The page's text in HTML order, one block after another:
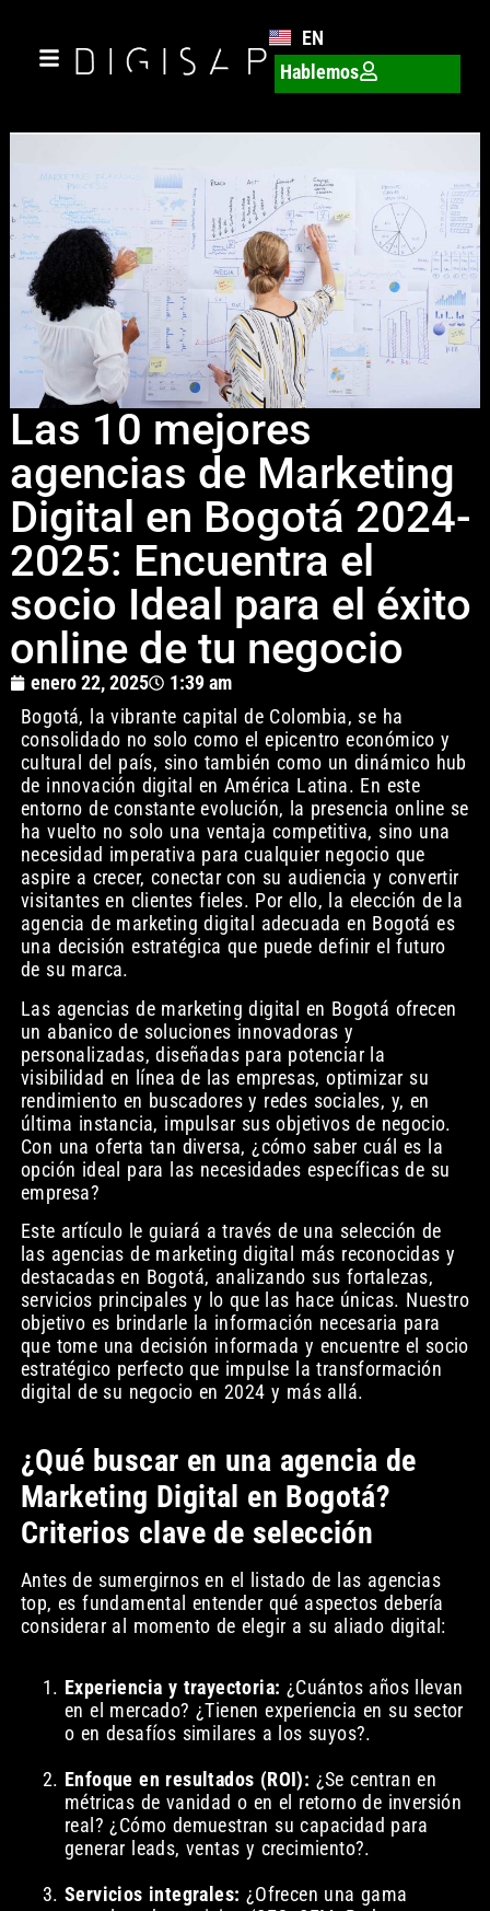
EN
Hablemos
Las 10 mejores
agencias de Marketing
Digital en Bogotá 2024-
2025: Encuentra el
socio Ideal para el éxito
online de tu negocio
enero 22, 2025
1:39 am
Bogotá, la vibrante capital de Colombia, se ha
consolidado no solo como el epicentro económico y
cultural del país, sino también como un dinámico hub
de innovación digital en América Latina. En este
entorno de constante evolución, la presencia online se
ha vuelto no solo una ventaja competitiva, sino una
necesidad imperativa para cualquier negocio que
aspire a crecer, conectar con su audiencia y convertir
visitantes en clientes fieles. Por ello, la elección de la
agencia de marketing digital adecuada en Bogotá es
una decisión estratégica que puede definir el futuro
de su marca.
Las agencias de marketing digital en Bogotá ofrecen
un abanico de soluciones innovadoras y
personalizadas, diseñadas para potenciar la
visibilidad en línea de las empresas, optimizar su
rendimiento en buscadores y redes sociales, y, en
última instancia, impulsar sus objetivos de negocio.
Con una oferta tan diversa, ¿cómo saber cuál es la
opción ideal para las necesidades específicas de su
empresa?
Este artículo le guiará a través de una selección de
las agencias de marketing digital más reconocidas y
destacadas en Bogotá, analizando sus fortalezas,
servicios principales y lo que las hace únicas. Nuestro
objetivo es brindarle la información necesaria para
que tome una decisión informada y encuentre el socio
estratégico perfecto que impulse la transformación
digital de su negocio en 2024 y más allá.
¿Qué buscar en una agencia de
Marketing Digital en Bogotá?
Criterios clave de selección
Antes de sumergirnos en el listado de las agencias
top, es fundamental entender qué aspectos debería
considerar al momento de elegir a su aliado digital:
Experiencia y trayectoria: ¿Cuántos años llevan
en el mercado? ¿Tienen experiencia en su sector
o en desafíos similares a los suyos?.
Enfoque en resultados (ROI): ¿Se centran en
métricas de vanidad o en el retorno de inversión
real? ¿Cómo demuestran su capacidad para
generar leads, ventas y crecimiento?.
Servicios integrales: ¿Ofrecen una gama